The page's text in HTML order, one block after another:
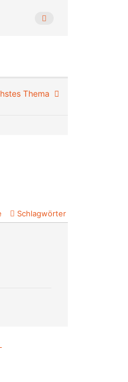
Thema
Schlagwörter